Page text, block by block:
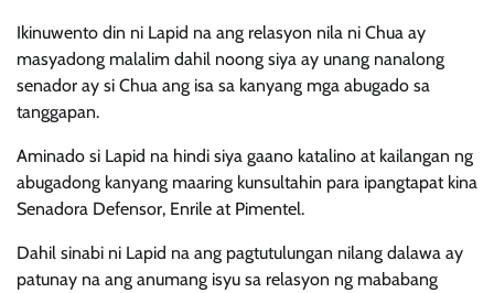
Ikinuwento din ni Lapid na ang relasyon nila ni Chua ay
masyadong malalim dahil noong siya ay unang nanalong
senador ay si Chua ang isa sa kanyang mga abugado sa
tanggapan.
Aminado si Lapid na hindi siya gaano katalino at kailangan ng
abugadong kanyang maaring kunsultahin para ipangtapat kina
Senadora Defensor, Enrile at Pimentel.
Dahil sinabi ni Lapid na ang pagtutulungan nilang dalawa ay
patunay na ang anumang isyu sa relasyon ng mababang